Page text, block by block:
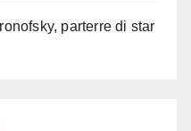
parterre di star